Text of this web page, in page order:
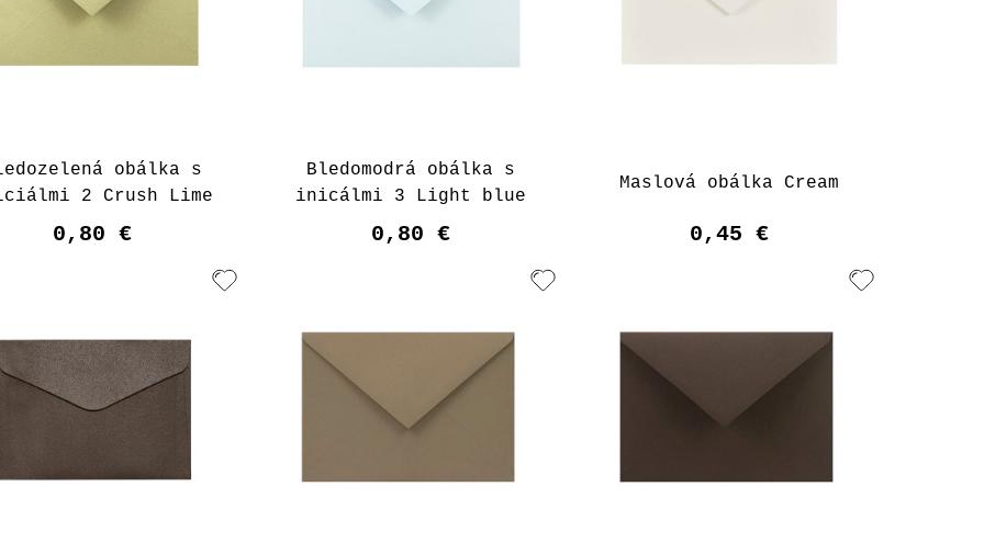
obálka s
2 Crush Lime
0,80 €
Bledomodrá obálka s
inicálmi 3 Light blue
0,80 €
Maslová obálka Cream
0,45 €